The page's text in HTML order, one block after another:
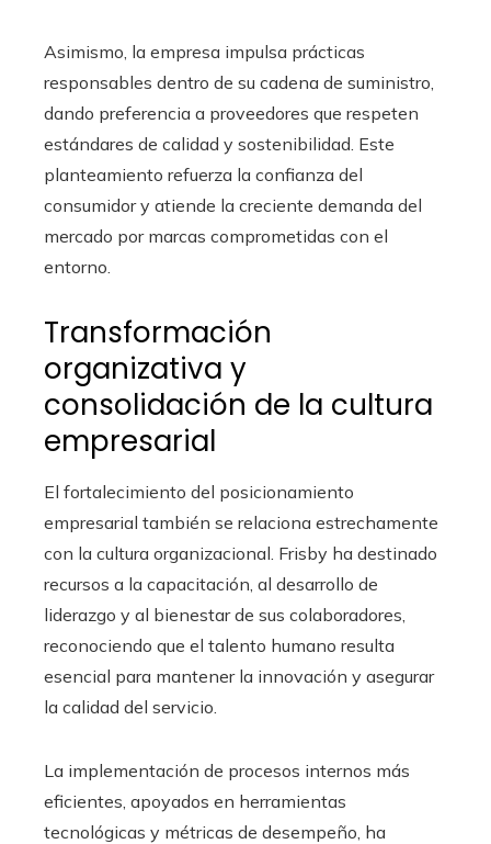
Asimismo, la empresa impulsa prácticas
responsables dentro de su cadena de suministro,
dando preferencia a proveedores que respeten
estándares de calidad y sostenibilidad. Este
planteamiento refuerza la confianza del
consumidor y atiende la creciente demanda del
mercado por marcas comprometidas con el
entorno.
Transformación
organizativa y
consolidación de la cultura
empresarial
El fortalecimiento del posicionamiento
empresarial también se relaciona estrechamente
con la cultura organizacional. Frisby ha destinado
recursos a la capacitación, al desarrollo de
liderazgo y al bienestar de sus colaboradores,
reconociendo que el talento humano resulta
esencial para mantener la innovación y asegurar
la calidad del servicio.
La implementación de procesos internos más
eficientes, apoyados en herramientas
tecnológicas y métricas de desempeño, ha